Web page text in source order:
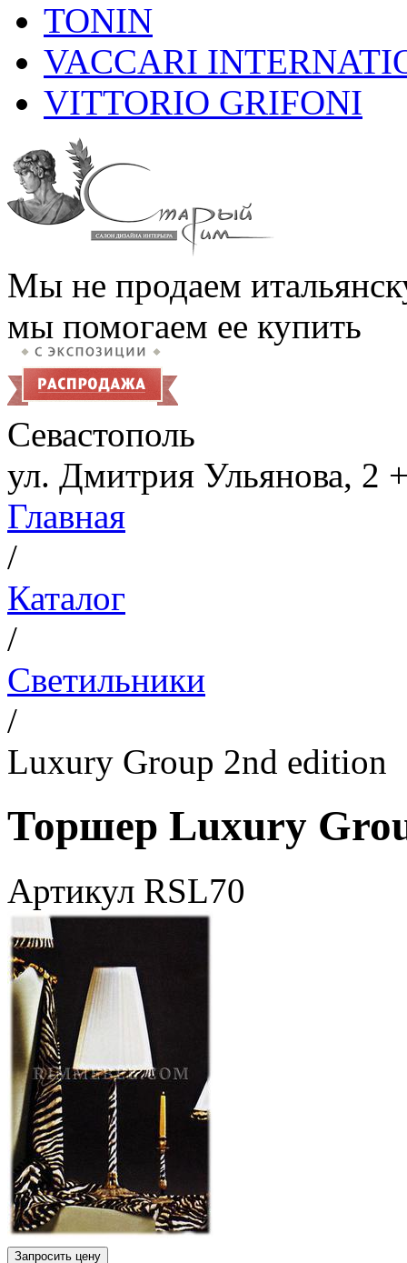
TONIN
VACCARI
VITTORIO GRIFONI
Мы не продаем
мы помогаем ее купить
Севастополь
ул. Дмитрия Ульянова, 2
Главная
/
Каталог
/
Светильники
/
Luxury Group 2nd edition
Торшер Luxury
Артикул RSL70
Запросить цену